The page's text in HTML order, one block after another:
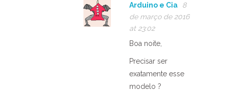
Arduino e Cia
8
de março de 2016
at 23:02
Boa noite,
Precisar ser
exatamente esse
modelo ?